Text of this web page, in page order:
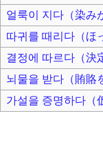
얼룩이 지다（染み
따귀를 때리다（ほ
결정에 따르다（決
뇌물을 받다（賄賂
가설을 증명하다（